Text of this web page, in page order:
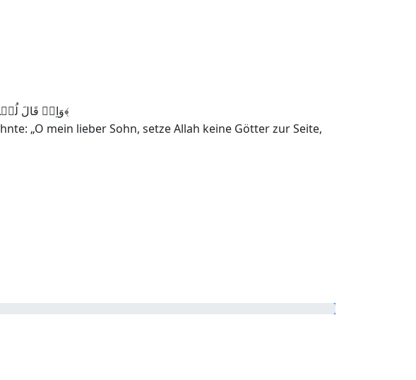
وَاِذۡ قَالَ لُقۡمٰنُ لِابۡنِہٖ وَہُوَ یَعِظُہٗ یٰبُنَیَّ لَا تُشۡرِکۡ بِاللّٰہِ ؕؔ اِنَّ الشِّرۡکَ لَظُلۡمٌ عَظِیۡمٌ ﴿۱۴﴾
„O mein lieber Sohn, setze Allah keine Götter zur Seite,